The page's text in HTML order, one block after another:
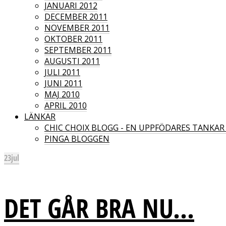
JANUARI 2012
DECEMBER 2011
NOVEMBER 2011
OKTOBER 2011
SEPTEMBER 2011
AUGUSTI 2011
JULI 2011
JUNI 2011
MAJ 2010
APRIL 2010
LÄNKAR
CHIC CHOIX BLOGG - EN UPPFÖDARES
PINGA BLOGGEN
23jul
DET GÅR BRA NU...